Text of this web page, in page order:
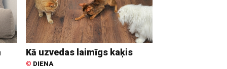
Kā uzvedas laimīgs kaķis
© DIENA